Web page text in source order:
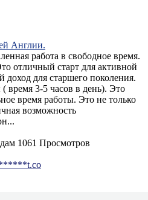
Англии.
работа в свободное время.
отличный старт для активной
для старшего поколения.
время 3-5 часов в день). Это
время работы. Это не только
возможность
1061 Просмотров